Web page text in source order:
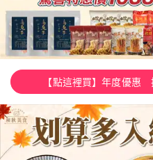
【點這裡買】年度優惠